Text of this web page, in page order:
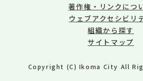
著作権・リンクにつ
ウェブアクセシビリ
組織から探す
サイトマップ
Copyright (C) Ikoma City All